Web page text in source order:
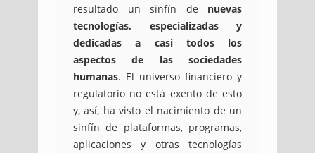
resultado un sinfín de nuevas
tecnologías, especializadas y
dedicadas a casi todos los
aspectos de las sociedades
humanas. El universo financiero y
regulatorio no está exento de esto
y, así, ha visto el nacimiento de un
sinfín de plataformas, programas,
aplicaciones y otras tecnologías